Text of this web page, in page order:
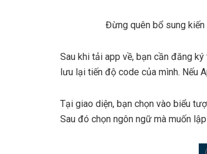
Đừng quên bổ sung
Sau khi tải app về, bạn cần đăng
lưu lại tiến độ code của mình. Nếu
Tại giao diện, bạn chọn vào biểu
Sau đó chọn ngôn ngữ mà muốn